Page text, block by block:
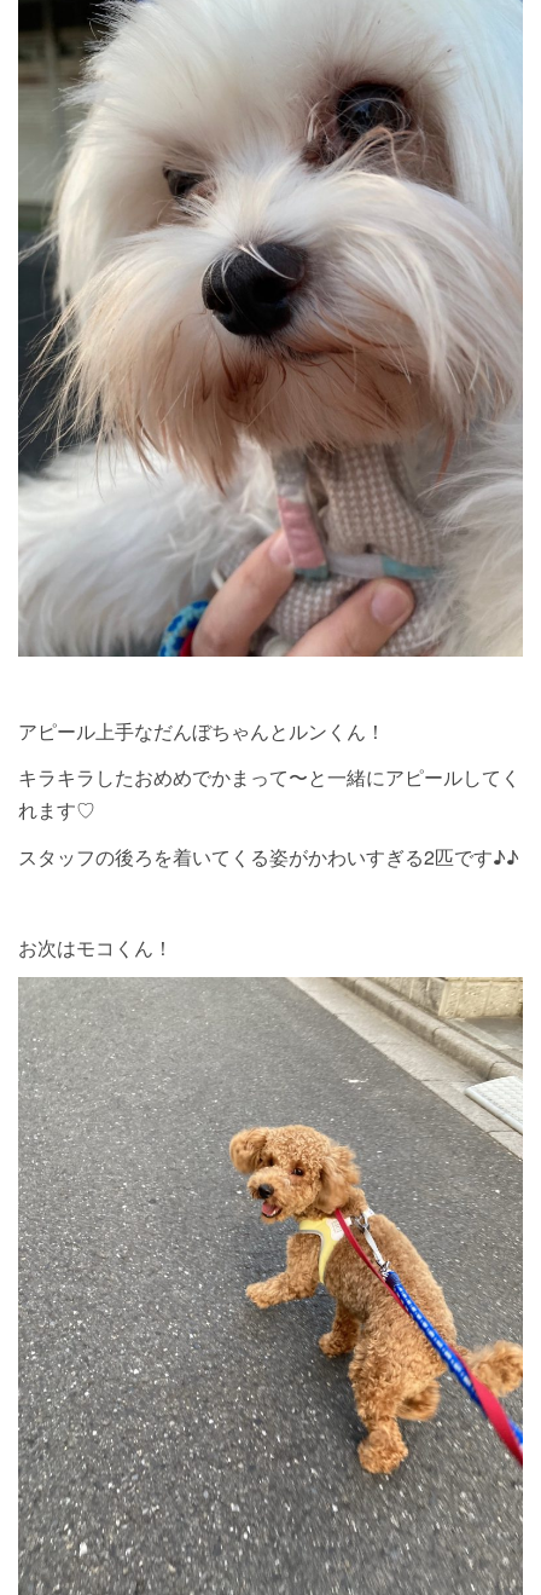
アピール上手なだんぼちゃんとルンくん！
キラキラしたおめめでかまって〜と一緒にアピールしてく
れます♡
スタッフの後ろを着いてくる姿がかわいすぎる2匹です♪♪
お次はモコくん！